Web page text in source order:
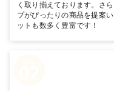
く取り揃えております。さ
プがぴったりの商品を提案
ットも数多く豊富です！